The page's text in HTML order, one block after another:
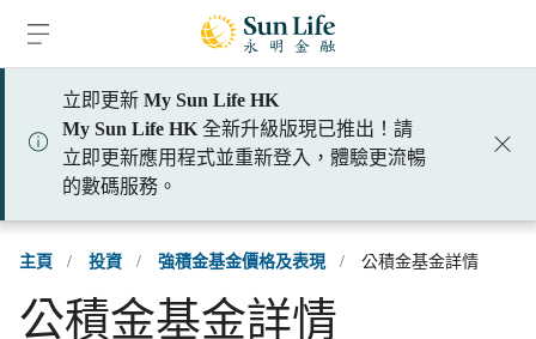
立即更新 My Sun Life HK
My Sun Life HK 全新升級版現已推出！請
立即更新應用程式並重新登入，體驗更流暢
的數碼服務。
主頁 / 投資 / 強積金基金價格及表現 / 公積金基金詳情
公積金基金詳情